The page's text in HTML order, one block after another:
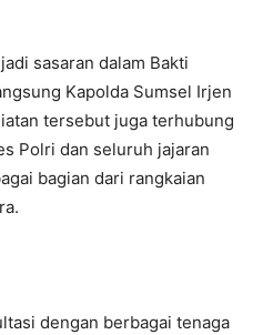
sasaran dalam Bakti
Kapolda Sumsel Irjen
tersebut juga terhubung
Polri dan seluruh jajaran
bagian dari rangkaian
dengan berbagai tenaga